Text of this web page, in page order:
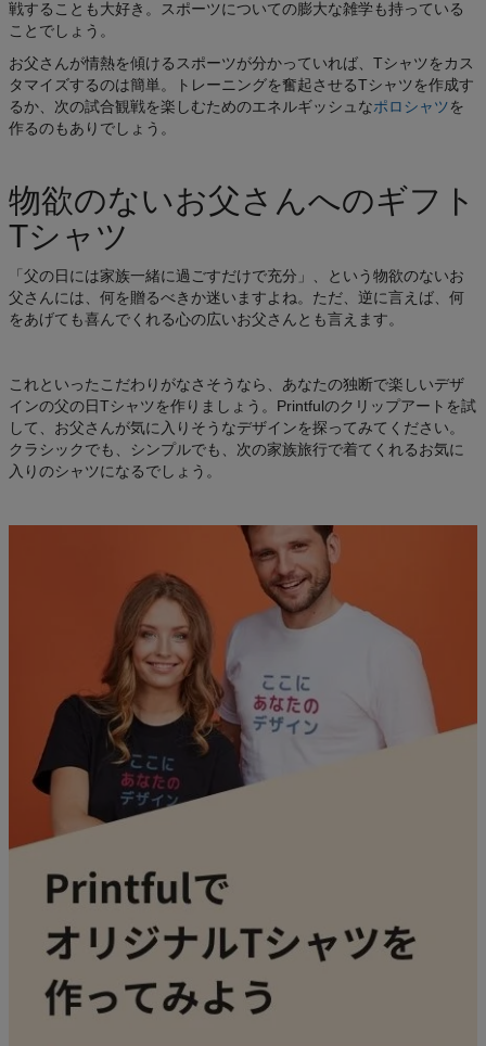
戦することも大好き。スポーツについての膨大な雑学も持っている
ことでしょう。
お父さんが情熱を傾けるスポーツが分かっていれば、Tシャツをカス
タマイズするのは簡単。トレーニングを奮起させるTシャツを作成す
るか、次の試合観戦を楽しむためのエネルギッシュなポロシャツを
作るのもありでしょう。
物欲のないお父さんへのギフト
Tシャツ
「父の日には家族一緒に過ごすだけで充分」、という物欲のないお
父さんには、何を贈るべきか迷いますよね。ただ、逆に言えば、何
をあげても喜んでくれる心の広いお父さんとも言えます。
これといったこだわりがなさそうなら、あなたの独断で楽しいデザ
インの父の日Tシャツを作りましょう。Printfulのクリップアートを試
して、お父さんが気に入りそうなデザインを探ってみてください。
クラシックでも、シンプルでも、次の家族旅行で着てくれるお気に
入りのシャツになるでしょう。